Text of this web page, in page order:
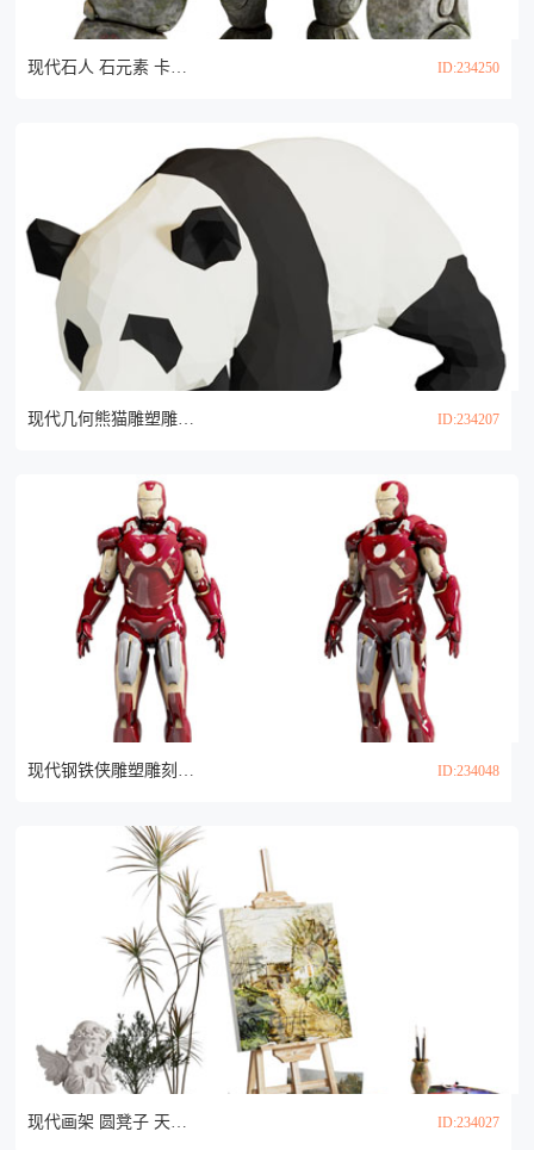
现代石人 石元素 卡通石头人 石怪 大地精灵3d模型 ID:234250
现代几何熊猫雕塑雕刻3d模型 ID:234207
现代钢铁侠雕塑雕刻 摆件组合3d模型 ID:234048
现代画架 圆凳子 天使雕塑雕刻3d模型 ID:234027